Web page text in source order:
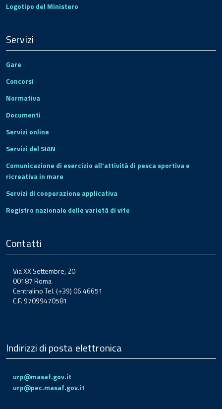
Logotipo del Ministero
Servizi
Gare
Concorsi
Normativa
Documenti
Servizi online
Servizi del SIAN
Comunicazione di esercizio all'attività di pesca sportiva e
ricreativa in mare
Servizi di cooperazione applicativa
Registro nazionale delle varietà di vite
Contatti
Via XX Settembre, 20
00187 Roma
Centralino Tel. (+39) 06.46651
C.F. 97099470581
Indirizzi di posta elettronica
urp@masaf.gov.it
urp@pec.masaf.gov.it